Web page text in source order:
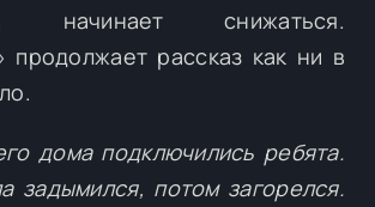
начинает снижаться.
продолжает рассказ как ни в
дома подключились ребята.
задымился, потом загорелся.